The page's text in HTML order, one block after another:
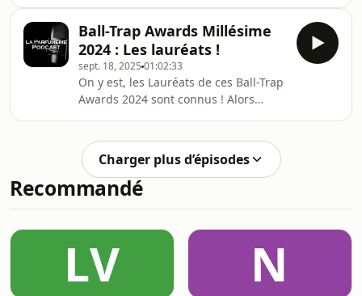
sur ⁠⁠⁠⁠⁠⁠⁠⁠⁠⁠⁠⁠⁠⁠⁠⁠⁠⁠⁠⁠⁠⁠⁠⁠⁠⁠notre canal ⁠⁠⁠⁠⁠⁠⁠⁠⁠⁠⁠⁠⁠⁠⁠⁠⁠⁠⁠Telegram⁠⁠⁠⁠⁠⁠⁠⁠⁠⁠⁠⁠⁠⁠⁠
Parfumerie de Niche... bonne
dégustation !Lire l&#39;article
complet : ⁠Top 20 Pires marques
Parfumerie de nicheRetrouvez nous
sur ⁠⁠⁠⁠⁠⁠⁠⁠⁠⁠⁠⁠⁠⁠⁠⁠⁠⁠⁠⁠⁠⁠⁠⁠⁠notre canal ⁠⁠⁠⁠⁠⁠⁠⁠⁠⁠⁠⁠⁠⁠⁠⁠⁠⁠⁠Telegram⁠⁠⁠⁠⁠⁠⁠⁠⁠⁠⁠⁠⁠⁠⁠⁠⁠⁠⁠⁠⁠⁠⁠⁠⁠⁠⁠⁠⁠⁠⁠⁠⁠⁠⁠⁠⁠⁠⁠⁠⁠⁠⁠⁠ ou ⁠⁠⁠⁠⁠⁠⁠⁠⁠⁠⁠⁠⁠⁠⁠⁠
Ball-Trap Awards Millésime
2024 : Les lauréats !
sept. 18, 2025 01:02:33
On y est, les Lauréats de ces Ball-Trap
Awards 2024 sont connus ! Alors
surprises. On vous laisse découvrir
les plus beaux parfums de
l&#39;année 2024, et les pires merdes
!Lire l&#39;article complet : Ball Trap
canal ⁠⁠⁠⁠⁠⁠⁠⁠⁠⁠⁠⁠⁠⁠⁠⁠⁠⁠⁠Telegram⁠⁠⁠⁠⁠⁠⁠⁠⁠⁠⁠⁠⁠⁠⁠⁠⁠⁠⁠⁠⁠⁠⁠⁠
Charger plus d’épisodes
Recommandé
LV N